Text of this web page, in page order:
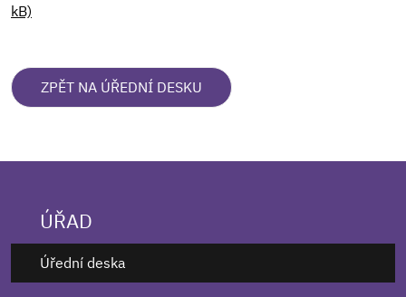
kB)
ZPĚT NA ÚŘEDNÍ DESKU
ÚŘAD
Úřední deska